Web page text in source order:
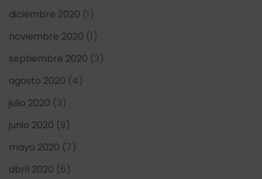
diciembre 2020 (1)
noviembre 2020 (1)
septiembre 2020 (3)
agosto 2020 (4)
julio 2020 (3)
junio 2020 (9)
mayo 2020 (7)
abril 2020 (6)